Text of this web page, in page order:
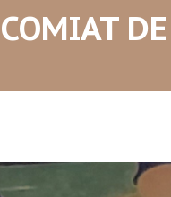
COMIAT